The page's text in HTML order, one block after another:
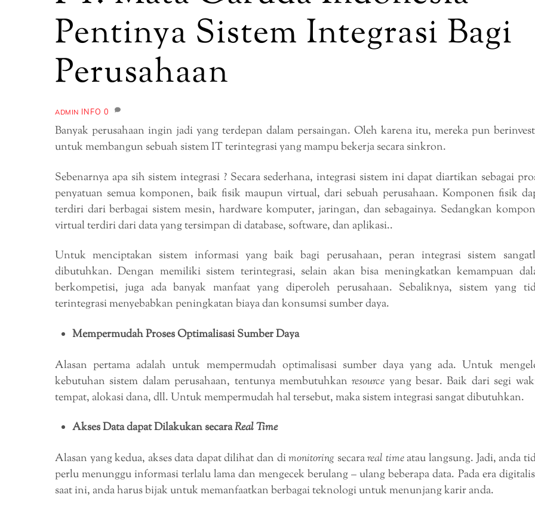
Pentinya Sistem Integrasi Bagi
Perusahaan
ADMIN INFO 0
Banyak perusahaan ingin jadi yang terdepan dalam persaingan. Oleh karena itu, mereka pun
untuk membangun sebuah sistem IT terintegrasi yang mampu bekerja secara sinkron.
Sebenarnya apa sih sistem integrasi ? Secara sederhana, integrasi sistem ini dapat diartikan sebagai
penyatuan semua komponen, baik fisik maupun virtual, dari sebuah perusahaan. Komponen fisik
terdiri dari berbagai sistem mesin, hardware komputer, jaringan, dan sebagainya. Sedangkan
virtual terdiri dari data yang tersimpan di database, software, dan aplikasi..
Untuk menciptakan sistem informasi yang baik bagi perusahaan, peran integrasi sistem
dibutuhkan. Dengan memiliki sistem terintegrasi, selain akan bisa meningkatkan kemampuan
berkompetisi, juga ada banyak manfaat yang diperoleh perusahaan. Sebaliknya, sistem yang
terintegrasi menyebabkan peningkatan biaya dan konsumsi sumber daya.
Mempermudah Proses Optimalisasi Sumber Daya
Alasan pertama adalah untuk mempermudah optimalisasi sumber daya yang ada. Untuk
kebutuhan sistem dalam perusahaan, tentunya membutuhkanresource yang besar. Baik dari segi
tempat, alokasi dana, dll. Untuk mempermudah hal tersebut, maka sistem integrasi sangat dibutuhkan.
Akses Data dapat Dilakukan secaraReal Time
Alasan yang kedua, akses data dapat dilihat dan dimonitoring secarareal timeatau langsung. Jadi, anda
perlu menunggu informasi terlalu lama dan mengecek berulang – ulang beberapa data. Pada era
saat ini, anda harus bijak untuk memanfaatkan berbagai teknologi untuk menunjang karir anda.